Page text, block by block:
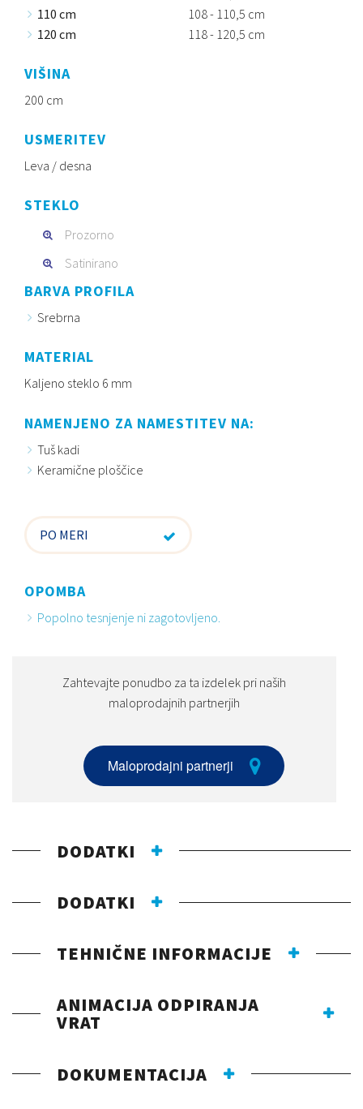
110 cm
108 - 110,5 cm
120 cm
118 - 120,5 cm
VIŠINA
200 cm
USMERITEV
Leva / desna
STEKLO
Prozorno
Satinirano
BARVA PROFILA
Srebrna
MATERIAL
Kaljeno steklo 6 mm
NAMENJENO ZA NAMESTITEV NA:
Tuš kadi
Keramične ploščice
PO MERI
OPOMBA
Popolno tesnjenje ni zagotovljeno.
Zahtevajte ponudbo za ta izdelek pri naših
maloprodajnih partnerjih
Maloprodajni partnerji
DODATKI
DODATKI
TEHNIČNE INFORMACIJE
ANIMACIJA ODPIRANJA
VRAT
DOKUMENTACIJA